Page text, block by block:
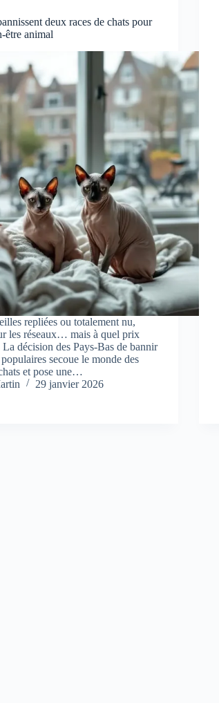
deux races de chats pour
être animal
repliées ou totalement nu,
les réseaux… mais à quel prix
décision des Pays-Bas de bannir
secoue le monde des
et pose une…
29 janvier 2026